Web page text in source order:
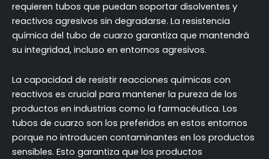
requieren tubos que puedan soportar disolventes y
reactivos agresivos sin degradarse. La resistencia
química del tubo de cuarzo garantiza que mantendrá
su integridad, incluso en entornos agresivos.
La capacidad de resistir reacciones químicas con
reactivos es crucial para mantener la pureza de los
productos en industrias como la farmacéutica. Los
tubos de cuarzo son los preferidos en estos entornos
porque no introducen contaminantes en los productos
sensibles. Esto garantiza que los productos